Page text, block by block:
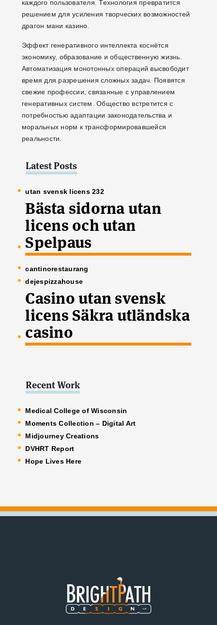
каждого пользователя. Технология превратится
решением для усиления творческих возможностей
драгон мани казино.
Эффект генеративного интеллекта коснётся
экономику, образование и общественную жизнь.
Автоматизация монотонных операций высвободит
время для разрешения сложных задач. Появятся
свежие профессии, связанные с управлением
генеративных систем. Общество встретится с
потребностью адаптации законодательства и
моральных норм к трансформировавшейся
реальности.
Latest Posts
utan svensk licens 232
Bästa sidorna utan
licens och utan
Spelpaus
cantinorestaurang
dejespizzahouse
Casino utan svensk
licens Säkra utländska
casino
Recent Work
Medical College of Wisconsin
Moments Collection – Digital Art
Midjourney Creations
DVHRT Report
Hope Lives Here